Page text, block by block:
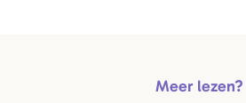
Meer lezen?